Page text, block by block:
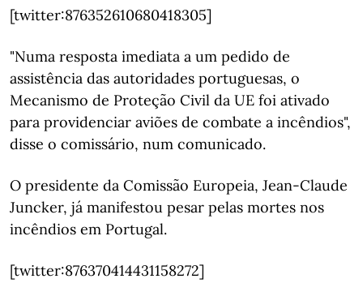
[twitter:876352610680418305]
"Numa resposta imediata a um pedido de
assistência das autoridades portuguesas, o
Mecanismo de Proteção Civil da UE foi ativado
para providenciar aviões de combate a incêndios",
disse o comissário, num comunicado.
O presidente da Comissão Europeia, Jean-Claude
Juncker, já manifestou pesar pelas mortes nos
incêndios em Portugal.
[twitter:876370414431158272]